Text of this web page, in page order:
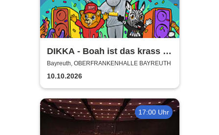
DIKKA - Boah ist das krass -
Tour 2026
Bayreuth, OBERFRANKENHALLE BAYREUTH
10.10.2026
17:00 Uhr